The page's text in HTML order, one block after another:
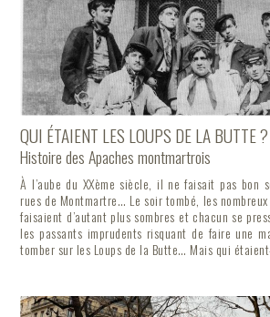
QUI ÉTAIENT LES LOUPS DE LA BUTTE ?
Histoire des Apaches montmartrois
À l’aube du XXème siècle, il ne faisait pas bon
rues de Montmartre… Le soir tombé, les
faisaient d’autant plus sombres et chacun se
les passants imprudents risquant de faire une
tomber sur les Loups de la Butte… Mais qui